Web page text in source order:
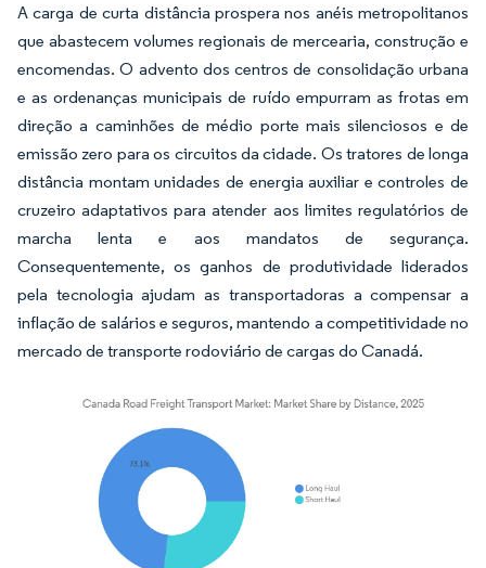
A carga de curta distância prospera nos anéis metropolitanos
que abastecem volumes regionais de mercearia, construção e
encomendas. O advento dos centros de consolidação urbana
e as ordenanças municipais de ruído empurram as frotas em
direção a caminhões de médio porte mais silenciosos e de
emissão zero para os circuitos da cidade. Os tratores de longa
distância montam unidades de energia auxiliar e controles de
cruzeiro adaptativos para atender aos limites regulatórios de
marcha lenta e aos mandatos de segurança.
Consequentemente, os ganhos de produtividade liderados
pela tecnologia ajudam as transportadoras a compensar a
inflação de salários e seguros, mantendo a competitividade no
mercado de transporte rodoviário de cargas do Canadá.